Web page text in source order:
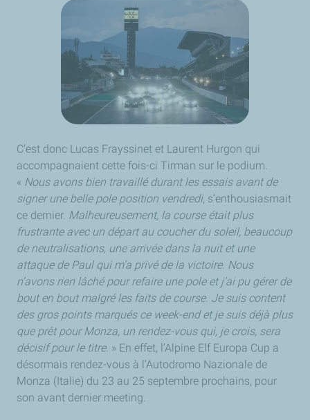
C’est donc Lucas Frayssinet et Laurent Hurgon qui
accompagnaient cette fois-ci Tirman sur le podium.
« Nous avons bien travaillé durant les essais avant de
signer une belle pole position vendredi, s’enthousiasmait
ce dernier. Malheureusement, la course était plus
frustrante avec un départ au coucher du soleil, beaucoup
de neutralisations, une arrivée dans la nuit et une
attaque de Paul qui m’a privé de la victoire. Nous
n’avons rien lâché pour refaire une pole et j’ai pu gérer de
bout en bout malgré les faits de course. Je suis content
des gros points marqués ce week-end et je suis déjà plus
que prêt pour Monza, un rendez-vous qui, je crois, sera
décisif pour le titre. » En effet, l’Alpine Elf Europa Cup a
désormais rendez-vous à l’Autodromo Nazionale de
Monza (Italie) du 23 au 25 septembre prochains, pour
son avant dernier meeting.